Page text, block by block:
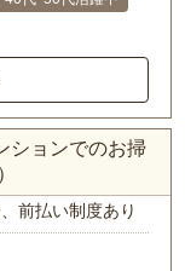
ションでのお掃
、前払い制度あり